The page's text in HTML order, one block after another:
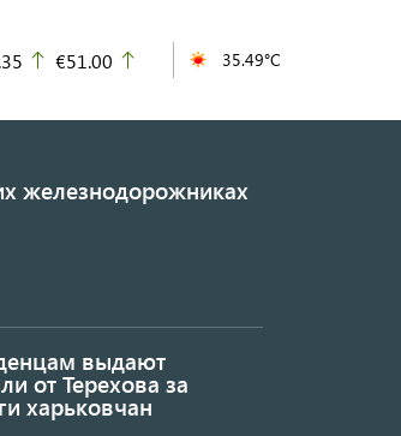
up
€51.00 35.49°C
железнодорожниках
выдают
от Терехова за
харьковчан